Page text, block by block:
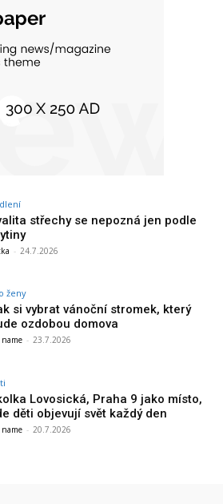
střechy se nepozná jen podle
- 24.7.2026
ženy
si vybrat vánoční stromek, který
ozdobou domova
name - 23.7.2026
Lovosická, Praha 9 jako místo,
děti objevují svět každý den
name - 20.7.2026